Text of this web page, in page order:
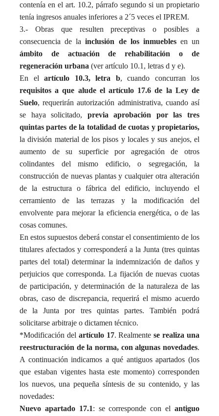
contenía en el art. 10.2, párrafo segundo si un propietario
tenía ingresos anuales inferiores a 2´5 veces el IPREM.
3.- Obras que resulten preceptivas o posibles a
consecuencia de lainclusión de los inmuebles en un
ámbito de actuación de rehabilitación o de
regeneración urbana (ver artículo 10.1, letras d y e).
En el artículo 10.3, letra b, cuando concurran los
requisitos a que alude el artículo 17.6 de la Ley de
Suelo, requerirán autorización administrativa, cuando así
se haya solicitado, previa aprobación por las tres
quintas partes de la totalidad de cuotas y propietarios,
la división material de los pisos y locales y sus anejos, el
aumento de su superficie por agregación de otros
colindantes del mismo edificio, o segregación, la
construcción de nuevas plantas y cualquier otra alteración
de la estructura o fábrica del edificio, incluyendo el
cerramiento de las terrazas y la modificación del
envolvente para mejorar la eficiencia energética, o de las
cosas comunes.
En estos supuestos deberá constar el consentimiento de los
titulares afectados y corresponderá a la Junta (tres quintas
partes del total) determinar la indemnización de daños y
perjuicios que corresponda. La fijación de nuevas cuotas
de participación, y determinación de la naturaleza de las
obras, caso de discrepancia, requerirá el mismo acuerdo
de la Junta por tres quintas partes. También podrá
solicitarse arbitraje o dictamen técnico.
*Modificación del artículo 17. Realmentese realiza una
reestructuración de la norma, con algunas novedades.
A continuación indicamos a qué antiguos apartados (los
que estaban vigentes hasta este momento) corresponden
los nuevos, una pequeña síntesis de su contenido, y las
novedades:
Nuevo apartado 17.1: se corresponde con elantiguo